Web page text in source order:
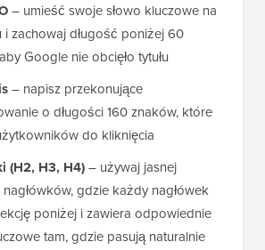
– umieść swoje słowo kluczowe na
i zachowaj długość poniżej 60
Google nie obcięło tytułu
– napisz przekonujące
o długości 160 znaków, które
do kliknięcia
(H2, H3, H4)– używaj jasnej
nagłówków, gdzie każdy nagłówek
poniżej i zawiera odpowiednie
tam, gdzie pasują naturalnie